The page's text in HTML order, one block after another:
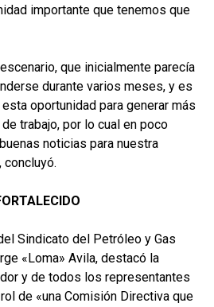
importante que tenemos que
que inicialmente parecía
durante varios meses, y es
oportunidad para generar más
trabajo, por lo cual en poco
noticias para nuestra
concluyó.
Sindicato del Petróleo y Gas
«Loma» Avila, destacó la
y de todos los representantes
de «una Comisión Directiva que